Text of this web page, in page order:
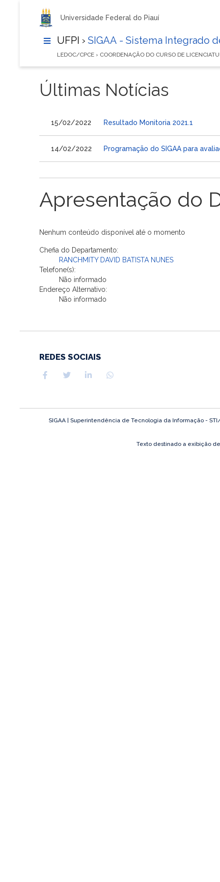
Universidade Federal do Piauí
UFPI › SIGAA - Sistema Integrado
LEDOC/CPCE › COORDENAÇÃO DO CURSO DE
Últimas Notícias
15/02/2022 Resultado Monitoria 2021.1
14/02/2022 Programação do SIGAA para
Apresentação do
Nenhum conteúdo disponível até o momento
Chefia do Departamento:
RANCHMITY DAVID BATISTA NUNES
Telefone(s):
Não informado
Endereço Alternativo:
Não informado
REDES SOCIAIS
SIGAA | Superintendência de Tecnologia da Informação -
Texto destinado a exibição